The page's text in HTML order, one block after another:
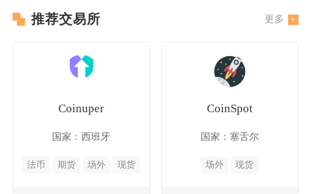
推荐交易所 更多
Coinuper
国家：西班牙
法币 期货 场外 现货
CoinSpot
国家：塞舌尔
场外 现货